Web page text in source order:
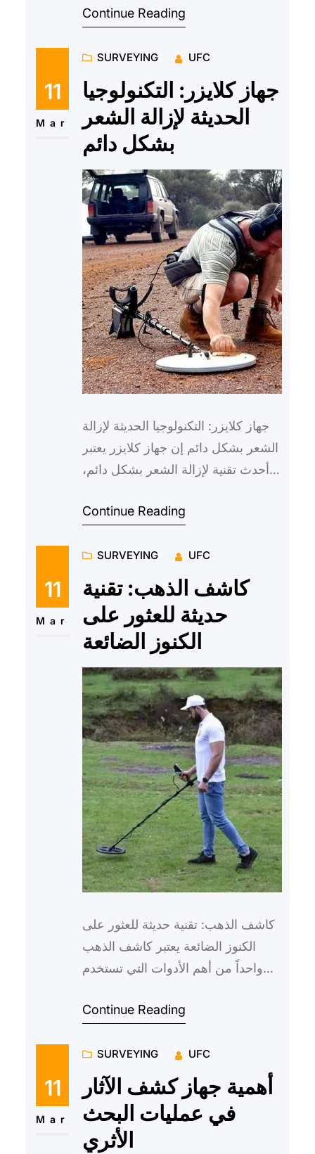
تحسين أداء الرياض…
Continue Reading
11
Mar
SURVEYING UFC
جهاز كلايزر: التكنولوجيا
الحديثة لإزالة الشعر
بشكل دائم
جهاز كلايزر: التكنولوجيا الحديثة لإزالة
الشعر بشكل دائم إن جهاز كلايزر يعتبر
أحدث تقنية لإزالة الشعر بشكل دائم،
بصيلات…
Continue Reading
11
Mar
SURVEYING UFC
كاشف الذهب: تقنية
حديثة للعثور على
الكنوز الضائعة
كاشف الذهب: تقنية حديثة للعثور على
الكنوز الضائعة يعتبر كاشف الذهب
واحداً من أهم الأدوات التي تستخدم
فهذه التقنية الح…
Continue Reading
11
Mar
SURVEYING UFC
أهمية جهاز كشف الآثار
في عمليات البحث
الأثري